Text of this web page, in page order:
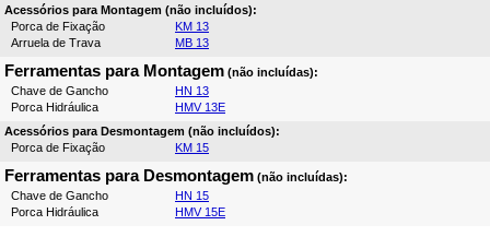
Acessórios para Montagem (não incluídos):
Porca de Fixação
KM 13
Arruela de Trava
MB 13
Ferramentas para Montagem (não incluídas):
Chave de Gancho
HN 13
Porca Hidráulica
HMV 13E
Acessórios para Desmontagem (não incluídos):
Porca de Fixação
KM 15
Ferramentas para Desmontagem (não incluídas):
Chave de Gancho
HN 15
Porca Hidráulica
HMV 15E